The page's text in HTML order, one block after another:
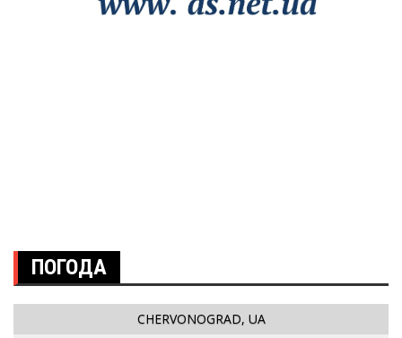
ПОГОДА
CHERVONOGRAD, UA